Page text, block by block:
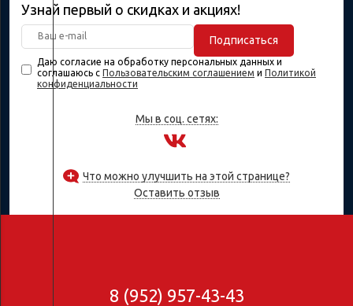
Узнай первый о скидках и акциях!
Подписаться
Даю согласие на обработку персональных данных и
соглашаюсь с Пользовательским соглашением и Политикой
конфиденциальности
Мы в соц. сетях:
Что можно улучшить на этой странице?
Оставить отзыв
8 (952) 957-43-43